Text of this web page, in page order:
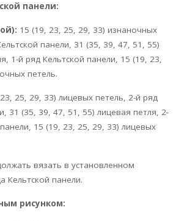
панели:
15 (19, 23, 25, 29, 33) изнаночных
панели, 31 (35, 39, 47, 51, 55)
1-й ряд Кельтской панели, 15 (19, 23,
петель.
25, 29, 33) лицевых петель, 2-й ряд
31 (35, 39, 47, 51, 55) лицевая петля, 2-
15 (19, 23, 25, 29, 33) лицевых
вязать в установленном
Кельтской панели.
рисунком: